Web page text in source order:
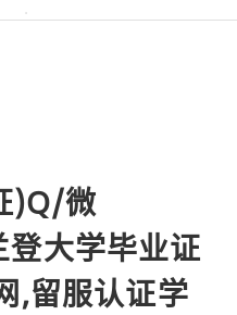
)Q/微
登大学毕业证
,留服认证学